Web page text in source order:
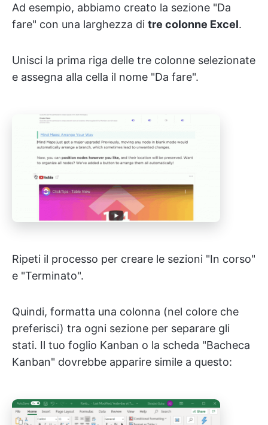
Ad esempio, abbiamo creato la sezione "Da
fare" con una larghezza di tre colonne Excel.
Unisci la prima riga delle tre colonne selezionate
e assegna alla cella il nome "Da fare".
Ripeti il processo per creare le sezioni "In corso"
e "Terminato".
Quindi, formatta una colonna (nel colore che
preferisci) tra ogni sezione per separare gli
stati. Il tuo foglio Kanban o la scheda "Bacheca
Kanban" dovrebbe apparire simile a questo: